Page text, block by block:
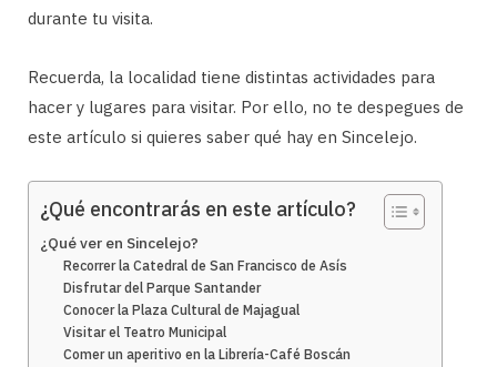
durante tu visita.
Recuerda, la localidad tiene distintas actividades para
hacer y lugares para visitar. Por ello, no te despegues de
este artículo si quieres saber qué hay en Sincelejo.
¿Qué encontrarás en este artículo?
¿Qué ver en Sincelejo?
Recorrer la Catedral de San Francisco de Asís
Disfrutar del Parque Santander
Conocer la Plaza Cultural de Majagual
Visitar el Teatro Municipal
Comer un aperitivo en la Librería-Café Boscán